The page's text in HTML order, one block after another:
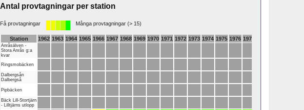
Antal provtagningar per station
Få provtagningar Många provtagningar (> 15)
Station 1962 1963 1964 1965 1966 1967 1968 1969 1970 1971 1972 1973 1974 1975 1976 1977
Anråsälven -
Stora Anrås g:a
kvar
Ringsmobäcken
Dalbergsån
Dalbergså
Pipbäcken
Bäck Lill-Stortjärn
- Lilltjärns utlopp